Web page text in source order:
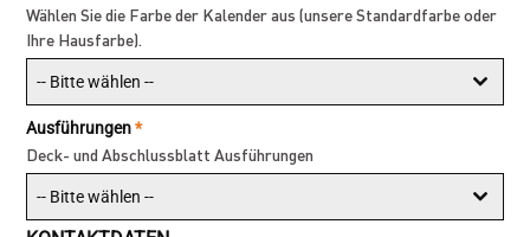
Wählen Sie die Farbe der Kalender aus (unsere Standardfarbe oder
Ihre Hausfarbe).
-- Bitte wählen --
Ausführungen*
Deck- und Abschlussblatt Ausführungen
-- Bitte wählen --